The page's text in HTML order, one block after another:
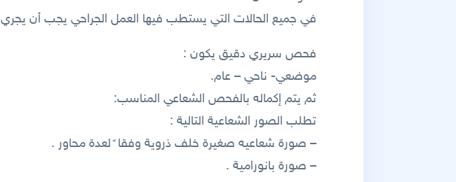
في جميع الحالات التي يستطب فيها العمل الجراحي يجب أن يجري
فحص سريري دقيق يكون :
موضعي- ناحي – عام.
ثم يتم إكماله بالفحص الشعاعي المناسب:
تطلب الصور الشعاعية التالية :
– صورة شعاعيه صغيرة خلف ذروية وفقا ً لعدة محاور .
– صورة بانورامية .